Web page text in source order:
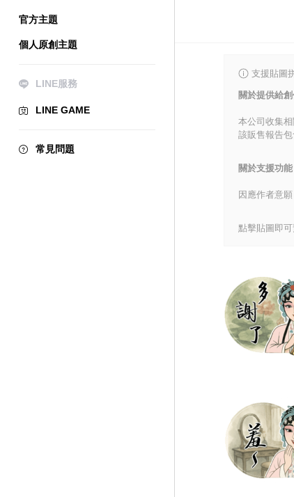
官方主題
個人原創主題
LINE服務
LINE GAME
常見問題
支援貼圖
關於提供給
本公司收集
該販售報告
關於支援功能
因應作者意
點擊貼圖即可